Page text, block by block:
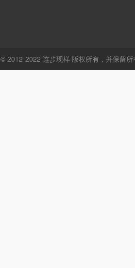
© 2012-2022 连步现样 版权所有，并保留